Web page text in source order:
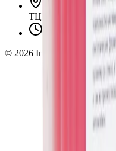
Москва,
ТЦ «Люблю Молл», -
Ежедневно
© 2026 InSafe.ru — Товары